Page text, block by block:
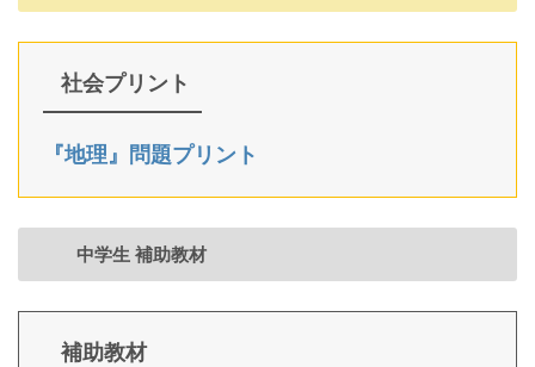
社会プリント
『地理』問題プリント
中学生 補助教材
補助教材